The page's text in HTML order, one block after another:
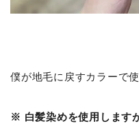
僕が地毛に戻すカラーで
※ 白髪染めを使用します